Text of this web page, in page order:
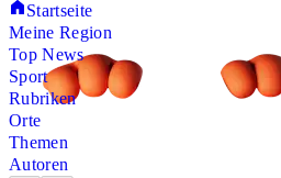
Startseite
Meine Region
Top News
Sport
Rubriken
Orte
Themen
Autoren